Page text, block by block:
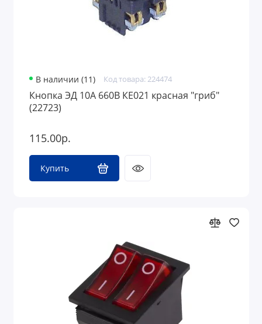
В наличии (11) Код товара: 224474
Кнопка ЭД 10А 660В КЕ021 красная "гриб"
(22723)
115.00р.
Купить